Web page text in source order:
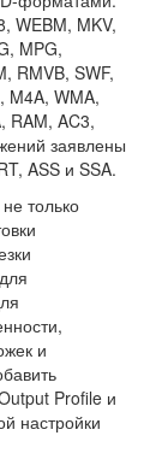
WEBM, MKV,
MPG,
RMVB, SWF,
M4A, WMA,
RAM, AC3,
заявлены
ASS и SSA.
только
и
Profile и
настройки